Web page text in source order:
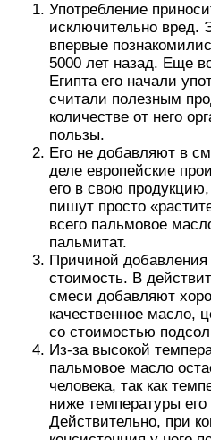
Употребление
исключительно вред.
впервые
5000 лет назад. Еще
Египта его начали
считали полезным
количестве от него
пользы.
Его не добавляют в
деле европейские
его в свою
пишут просто
всего пальмовое
пальмитат.
Причиной добавления
стоимость. В
смеси добавляют
качественное масло,
со стоимостью
Из-за высокой
пальмовое масло
человека, так как
ниже температуры
Действительно, при